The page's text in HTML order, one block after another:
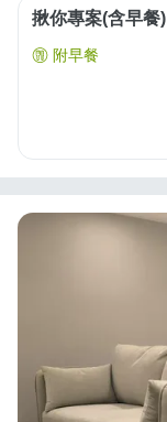
揪你專案(含早餐)
附早餐